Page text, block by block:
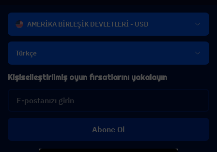
AMERİKA BİRLEŞİK DEVLETLERİ - USD
Türkçe
Kişiselleştirilmiş oyun fırsatlarını yakalayın
Abone Ol